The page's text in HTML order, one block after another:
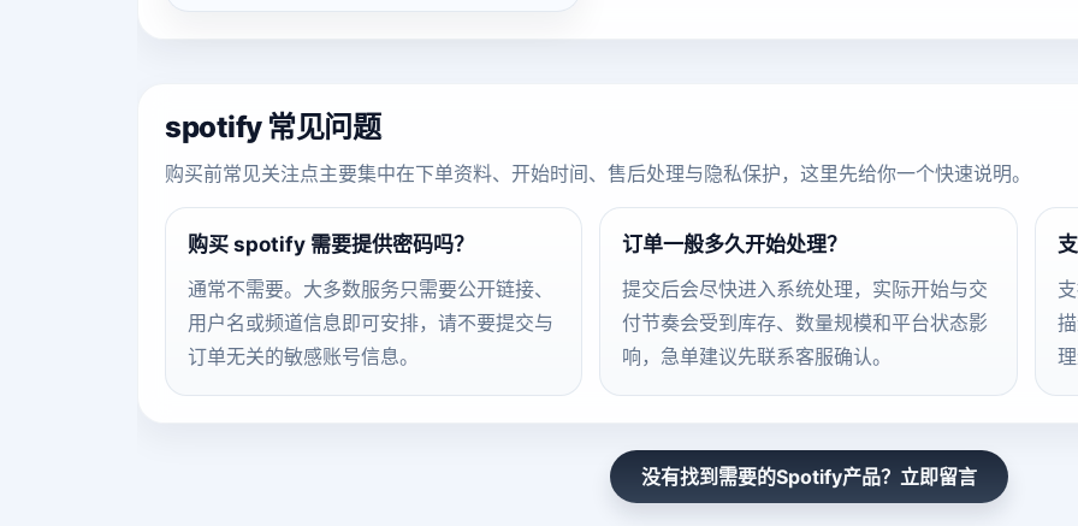
spotify 常见问题
购买前常见关注点主要集中在下单资料、开始时间、售后处理与隐私保护，这里先给你一个快速说明。
购买 spotify 需要提供密码吗？
通常不需要。大多数服务只需要公开链接、
用户名或频道信息即可安排，请不要提交与
订单无关的敏感账号信息。
订单一般多久开始处理？
提交后会尽快进入系统处理，实际开始与交
付节奏会受到库存、数量规模和平台状态影
响，急单建议先联系客服确认。
没有找到需要的Spotify产品？立即留言